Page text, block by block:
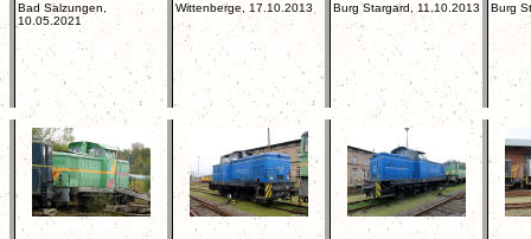
Bad Salzungen,
10.05.2021
Wittenberge, 17.10.2013 Burg Stargard, 11.10.2013 Burg